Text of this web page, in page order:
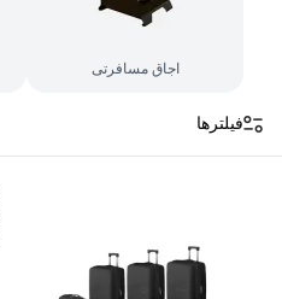
اجاق مسافرتی
فیلترها